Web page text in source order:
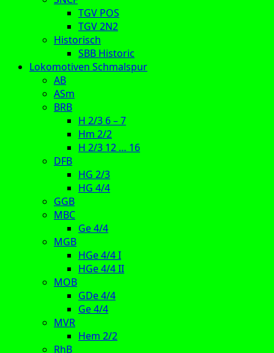
TGV POS
TGV 2N2
Historisch
SBB Historic
Lokomotiven Schmalspur
AB
ASm
BRB
H 2/3 6 – 7
Hm 2/2
H 2/3 12 … 16
DFB
HG 2/3
HG 4/4
GGB
MBC
Ge 4/4
MGB
HGe 4/4 I
HGe 4/4 II
MOB
GDe 4/4
Ge 4/4
MVR
Hem 2/2
RhB